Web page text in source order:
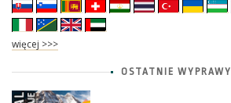
więcej >>>
OSTATNIE WYPRAWY